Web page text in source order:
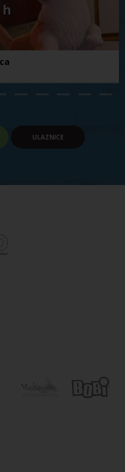
h
ULAZNICE